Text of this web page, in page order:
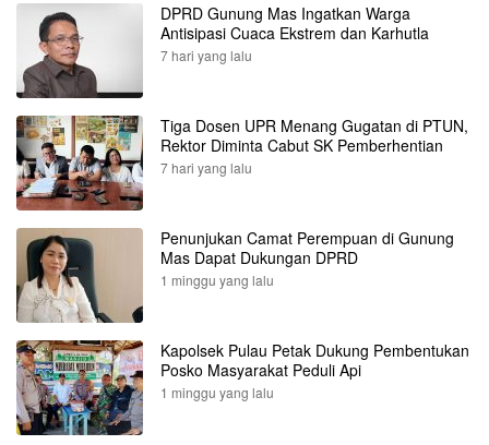
DPRD Gunung Mas Ingatkan Warga
Antisipasi Cuaca Ekstrem dan Karhutla
7 hari yang lalu
Tiga Dosen UPR Menang Gugatan di PTUN,
Rektor Diminta Cabut SK Pemberhentian
7 hari yang lalu
Penunjukan Camat Perempuan di Gunung
Mas Dapat Dukungan DPRD
1 minggu yang lalu
Kapolsek Pulau Petak Dukung Pembentukan
Posko Masyarakat Peduli Api
1 minggu yang lalu